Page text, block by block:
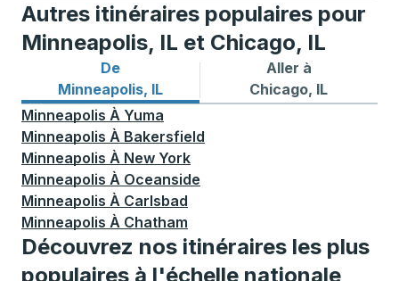
Autres itinéraires populaires pour
Minneapolis, IL et Chicago, IL
De
Minneapolis, IL
Itinéraires de bus depuis Minneapolis, IL
Aller à
Chicago, IL
Itinéraires de bus vers
Minneapolis À Yuma
Minneapolis À Bakersfield
Minneapolis À New York
Minneapolis À Oceanside
Minneapolis À Carlsbad
Minneapolis À Chatham
Découvrez nos itinéraires les plus
populaires à l'échelle nationale